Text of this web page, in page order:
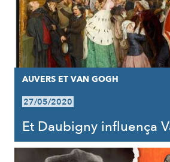
AUVERS ET VAN GOGH
27/05/2020
Et Daubigny influença